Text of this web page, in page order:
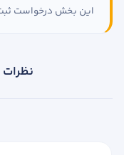
این بخش درخواست
نظرات